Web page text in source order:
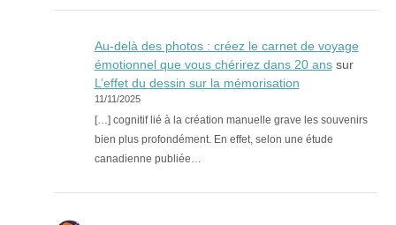
Au-delà des photos : créez le carnet de voyage
émotionnel que vous chérirez dans 20 anssur
L’effet du dessin sur la mémorisation
11/11/2025
[…] cognitif lié à la création manuelle grave les souvenirs
bien plus profondément. En effet, selon une étude
canadienne publiée…